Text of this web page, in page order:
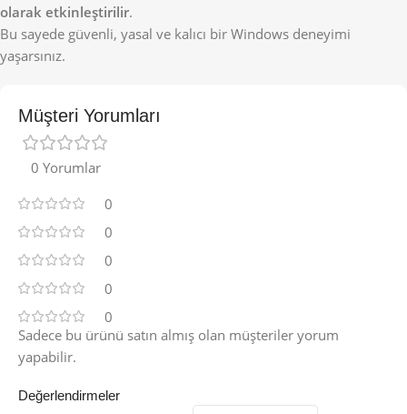
olarak etkinleştirilir.
Bu sayede güvenli, yasal ve kalıcı bir Windows deneyimi
yaşarsınız.
Müşteri Yorumları
0 Yorumlar
0
0
0
0
0
Değerlendirmeler
Sadece bu ürünü satın almış olan müşteriler yorum
yapabilir.